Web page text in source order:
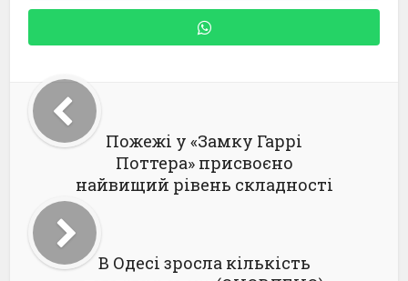
Пожежі у «Замку Гаррі
Поттера» присвоєно
найвищий рівень складності
В Одесі зросла кількість